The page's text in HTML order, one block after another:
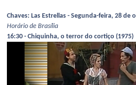
Chaves: Las Estrellas - Segunda-feira, 28 de
Horário de Brasília
16:30 - Chiquinha, o terror do cortiço (1975)